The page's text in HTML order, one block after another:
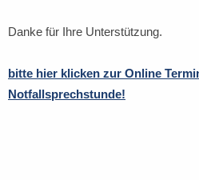
Danke für Ihre Unterstützung.
bitte hier klicken zur Online
Notfallsprechstunde!